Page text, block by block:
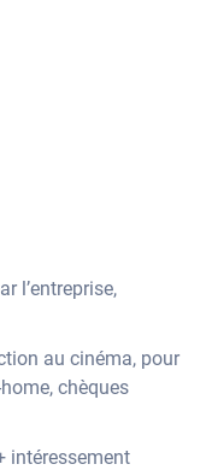
l’entreprise,
au cinéma, pour
chèques
intéressement